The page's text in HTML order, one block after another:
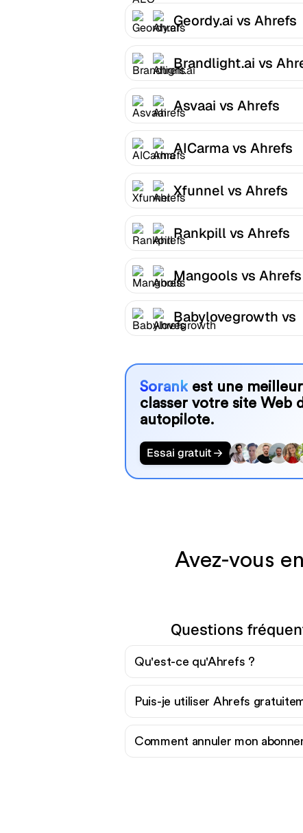
Geordy.ai vs Ahrefs
Brandlight.ai vs
Asvaai vs Ahrefs
AICarma vs Ahrefs
Xfunnel vs Ahrefs
Rankpill vs Ahrefs
Mangools vs Ahrefs
Babylovegrowth vs
Ahrefs
Sorankest une
classer votre site Web
autopilote.
Essai gratuit
Avez-vous
Questions
Qu'est-ce qu'Ahrefs ?
Puis-je utiliser Ahrefs
Comment annuler mon